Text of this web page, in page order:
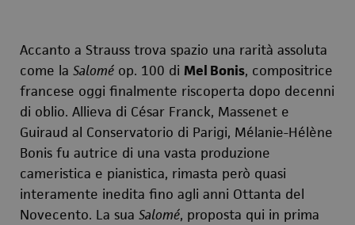
Accanto a Strauss trova spazio una rarità assoluta
come la Salomé op. 100 di Mel Bonis, compositrice
francese oggi finalmente riscoperta dopo decenni
di oblio. Allieva di César Franck, Massenet e
Guiraud al Conservatorio di Parigi, Mélanie-Hélène
Bonis fu autrice di una vasta produzione
cameristica e pianistica, rimasta però quasi
interamente inedita fino agli anni Ottanta del
Novecento. La sua Salomé, proposta qui in prima